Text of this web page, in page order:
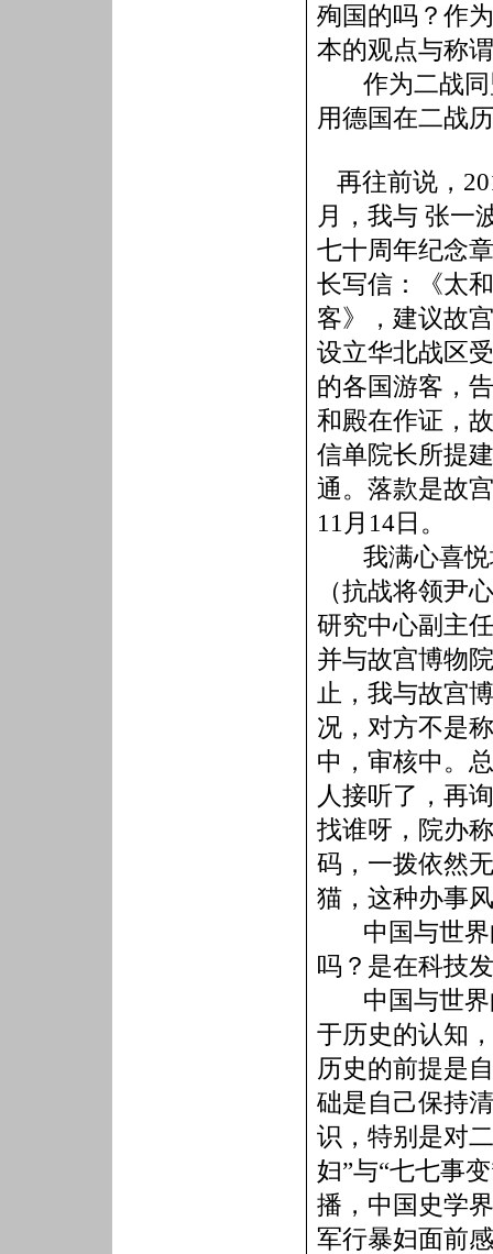
殉国的吗？作
本的观点与称
作为二战
用德国在二战
再往前说，
月，我与 张一
七十周年纪念
长写信：《太
客》，建议故
设立华北战区
的各国游客，
和殿在作证，
信单院长所提
通。落款是故
11 月 14日 。
我满心喜
（抗战将领尹
研究中心副主
并与故宫博物
止，我与故宫
况，对方不是
中，审核中。
人接听了，再
找谁呀，院办
码，一拨依然
猫，这种办事
中国与世
吗？是在科技
中国与世
于历史的认知
历史的前提是
础是自己保持
识，特别是对
妇”与“七七事
播，中国史学
军行暴妇面前